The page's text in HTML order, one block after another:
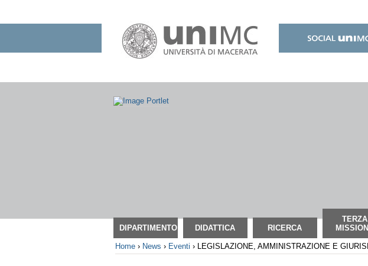
contenuti.
Salta
alla
DIPARTIMENTO DIDATTICA RICERCA
TERZA
Home › News › Eventi › LEGISLAZIONE, AMMINISTRAZIONE E